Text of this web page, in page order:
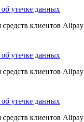
утечке данных
клиентов Alipay
утечке данных
клиентов Alipay
утечке данных
клиентов Alipay